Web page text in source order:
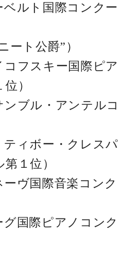
ルト国際コンクー
ト公爵”）
コフスキー国際ピア
）
ブル・アンテルコ
ティボー・クレスパ
１位）
ヴ国際音楽コンク
国際ピアノコンク